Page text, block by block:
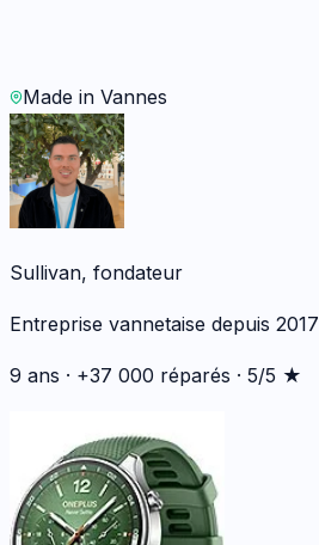
Made in Vannes
Sullivan, fondateur
Entreprise vannetaise depuis 2017
9 ans · +37 000 réparés · 5/5 ★